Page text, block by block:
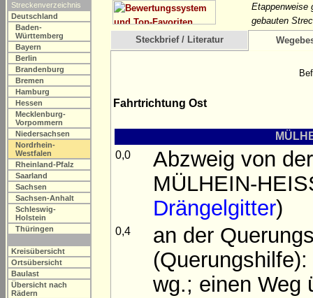
Streckenverzeichnis
Deutschland
Baden-
Württemberg
Bayern
Berlin
Brandenburg
Bremen
Hamburg
Hessen
Mecklenburg-
Vorpommern
Niedersachsen
Nordrhein-
Westfalen
Rheinland-Pfalz
Saarland
Sachsen
Sachsen-Anhalt
Schleswig-
Holstein
Thüringen
Kreisübersicht
Ortsübersicht
Baulast
Übersicht nach
Rädern
Etappenweise
gebauten
Steckbrief / Literatur
Fahrtrichtung Ost
0,0
Abzweig von
MÜLHEIN-
Drängelgitter)
0,4
an der
wg.; einen Weg